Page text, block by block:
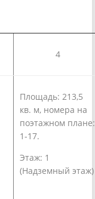
4
Площадь: 213,5
кв. м, номера на
поэтажном плане:
1-17.
Этаж: 1
(Надземный этаж)